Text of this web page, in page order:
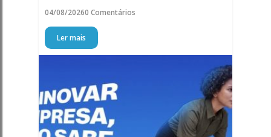
04/08/20260 Comentários
Ler mais